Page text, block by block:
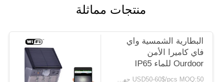
اقتباس
خريطة
منتجات مماثلة
البطارية الشمسية واي
فاي كاميرا الأمن
Ourdoor للماء IP65
المخفية نوع CCTV IP
USD50-60$/pcs MOQ:50 جهاز كمبيوتر شخصى